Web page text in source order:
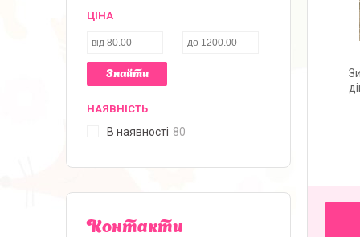
ЦІНА
Знайти
НАЯВНІСТЬ
В наявності 80
Контакти